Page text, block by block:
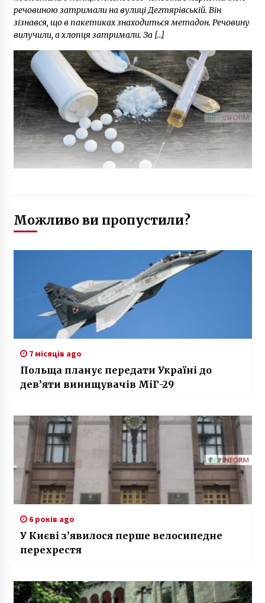
речовиною затримали на вулиці Дегтярівській. Він
зізнався, що в пакетиках знаходиться метадон. Речовину
вилучили, а хлопця затримали. За […]
Можливо ви пропустили?
7 місяців ago
Польща планує передати Україні до
дев’яти винищувачів МіГ-29
6 років ago
У Києві з’явилося перше велосипедне
перехрестя